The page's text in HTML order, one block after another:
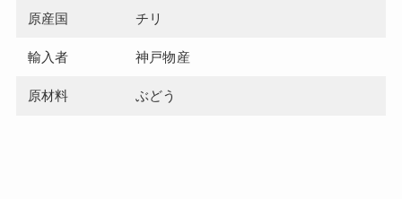
原産国 チリ
輸入者 神戸物産
原材料 ぶどう